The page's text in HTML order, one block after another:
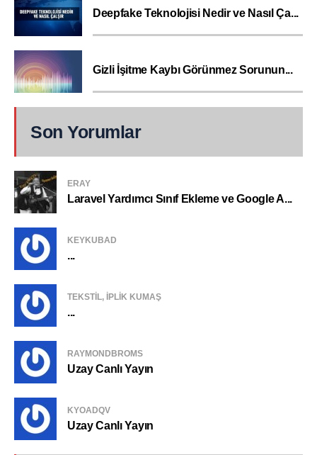
Deepfake Teknolojisi Nedir ve Nasıl Ça...
Gizli İşitme Kaybı Görünmez Sorunun...
Son Yorumlar
ERAY
Laravel Yardımcı Sınıf Ekleme ve Google A...
KEYKUBAD
...
TEKSTIL, IPLIK KUMAŞ
...
RAYMONDBROMS
Uzay Canlı Yayın
KYOADQV
Uzay Canlı Yayın